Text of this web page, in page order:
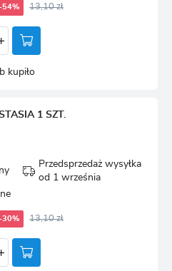
54% 13,10 zł
kupiło
1 SZT.
Przedsprzedaż wysyłka
od 1 września
30% 13,10 zł